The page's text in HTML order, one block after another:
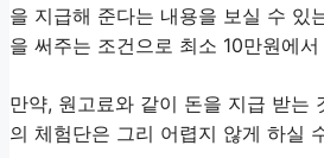
을 지급해 준다는 내용을 보실 수 있
을 써주는 조건으로 최소 10만원에
만약, 원고료와 같이 돈을 지급 받는
의 체험단은 그리 어렵지 않게 하실